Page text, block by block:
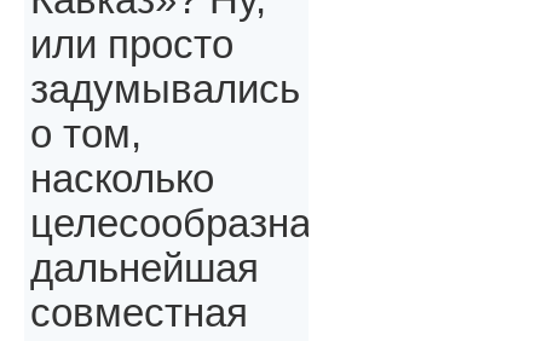
или просто
задумывались
о том,
насколько
целесообразна
дальнейшая
совместная